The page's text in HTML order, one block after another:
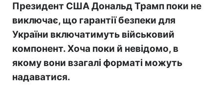
Президент США Дональд Трамп поки не
виключає, що гарантії безпеки для
України включатимуть військовий
компонент. Хоча поки й невідомо, в
якому вони взагалі форматі можуть
надаватися.